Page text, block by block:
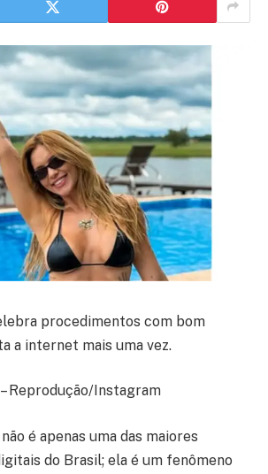
procedimentos com bom
a internet mais uma vez.
Reprodução/Instagram
é apenas uma das maiores
do Brasil; ela é um fenômeno